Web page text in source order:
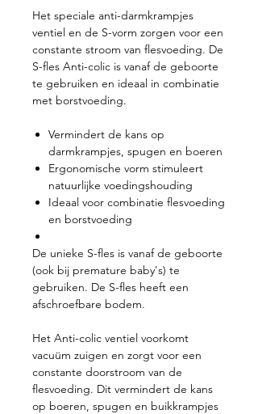
Het speciale anti-darmkrampjes
ventiel en de S-vorm zorgen voor een
constante stroom van flesvoeding. De
S-fles Anti-colic is vanaf de geboorte
te gebruiken en ideaal in combinatie
met borstvoeding.
Vermindert de kans op
darmkrampjes, spugen en boeren
Ergonomische vorm stimuleert
natuurlijke voedingshouding
Ideaal voor combinatie flesvoeding
en borstvoeding
De unieke S-fles is vanaf de geboorte
(ook bij premature baby's) te
gebruiken. De S-fles heeft een
afschroefbare bodem.
Het Anti-colic ventiel voorkomt
vacuüm zuigen en zorgt voor een
constante doorstroom van de
flesvoeding. Dit vermindert de kans
op boeren, spugen en buikkrampjes